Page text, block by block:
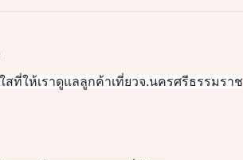
ให้เราดูแลลูกค้าเที่ยวจ.นครศรีธรรมราช